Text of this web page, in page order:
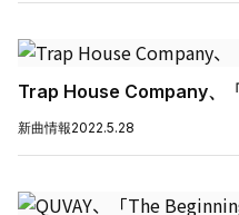
Trap House Company、
新曲情報2022.5.28